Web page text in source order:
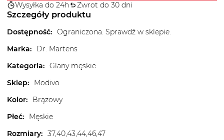
Wysyłka do 24h Zwrot do 30 dni
Szczegóły produktu
Dostępność: Ograniczona. Sprawdź w sklepie.
Marka:
Dr. Martens
Kategoria: Glany męskie
Sklep:
Modivo
Kolor:
Brązowy
Płeć:
Męskie
Rozmiary: 37,40,43,44,46,47